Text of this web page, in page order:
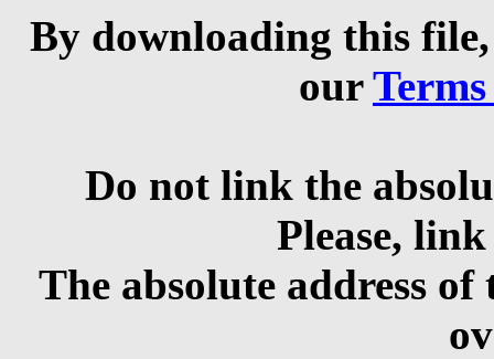
By downloading this
our
Do not link the
Please,
The absolute address